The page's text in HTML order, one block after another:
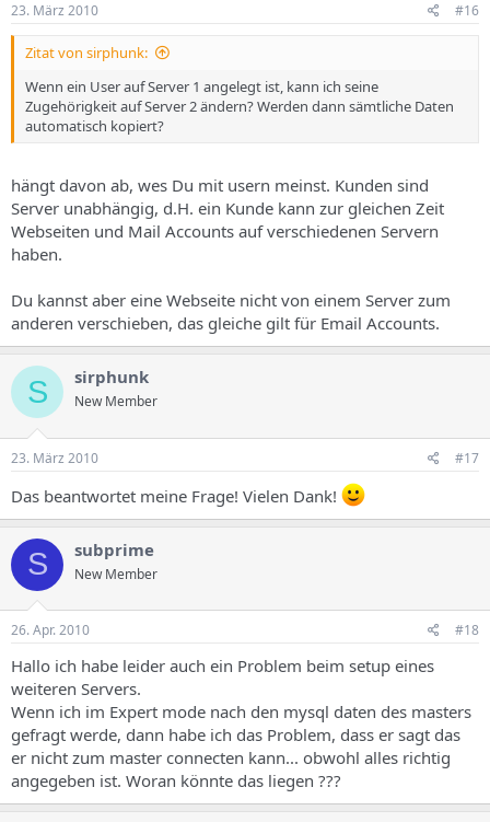
23. März 2010 #16
Zitat von sirphunk:
Wenn ein User auf Server 1 angelegt ist, kann ich seine
Zugehörigkeit auf Server 2 ändern? Werden dann sämtliche Daten
automatisch kopiert?
hängt davon ab, wes Du mit usern meinst. Kunden sind
Server unabhängig, d.H. ein Kunde kann zur gleichen Zeit
Webseiten und Mail Accounts auf verschiedenen Servern
haben.
Du kannst aber eine Webseite nicht von einem Server zum
anderen verschieben, das gleiche gilt für Email Accounts.
S sirphunk
New Member
23. März 2010 #17
Das beantwortet meine Frage! Vielen Dank!
S subprime
New Member
26. Apr. 2010 #18
Hallo ich habe leider auch ein Problem beim setup eines
weiteren Servers.
Wenn ich im Expert mode nach den mysql daten des masters
gefragt werde, dann habe ich das Problem, dass er sagt das
er nicht zum master connecten kann... obwohl alles richtig
angegeben ist. Woran könnte das liegen ???